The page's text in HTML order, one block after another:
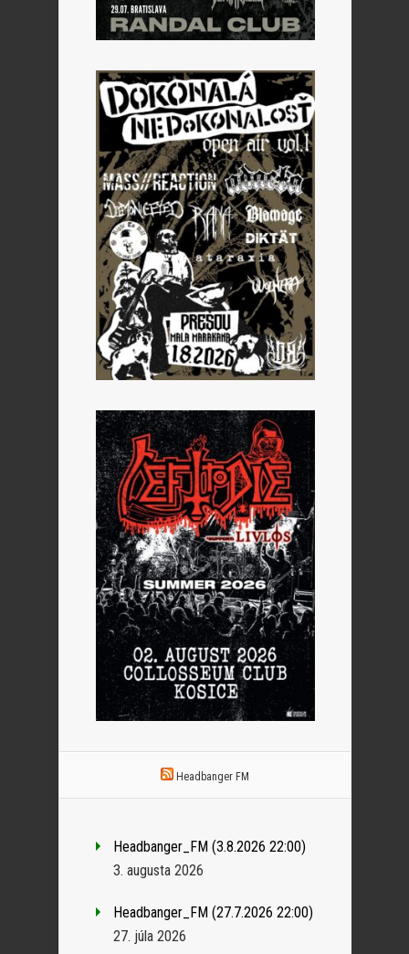
Headbanger FM
Headbanger_FM (3.8.2026 22:00)
3. augusta 2026
Headbanger_FM (27.7.2026 22:00)
27. júla 2026